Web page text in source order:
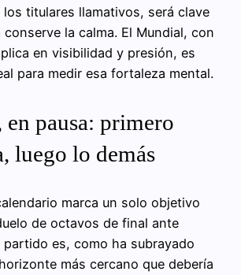
los titulares llamativos, será clave
conserve la calma. El Mundial, con
en visibilidad y presión, es
para medir esa fortaleza mental.
pausa: primero
luego lo demás
marca un solo objetivo
de octavos de final ante
partido es, como ha subrayado
más cercano que debería